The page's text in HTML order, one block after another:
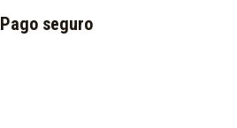
Pago seguro